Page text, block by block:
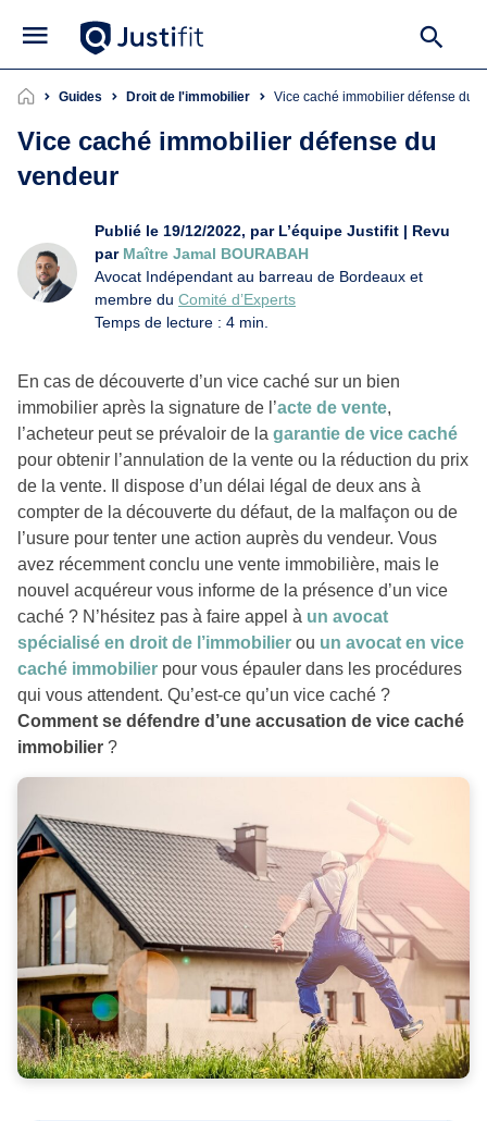
Guides Droit de l'immobilier Vice caché immobilier défense du
Vice caché immobilier défense du
vendeur
Publié le 19/12/2022, par L’équipe Justifit | Revu
par Maître Jamal BOURABAH
Avocat Indépendant au barreau de Bordeaux et
membre du Comité d’Experts
Temps de lecture : 4 min.
En cas de découverte d’un vice caché sur un bien
immobilier après la signature de l’acte de vente,
l’acheteur peut se prévaloir de la garantie de vice caché
pour obtenir l’annulation de la vente ou la réduction du prix
de la vente. Il dispose d’un délai légal de deux ans à
compter de la découverte du défaut, de la malfaçon ou de
l’usure pour tenter une action auprès du vendeur. Vous
avez récemment conclu une vente immobilière, mais le
nouvel acquéreur vous informe de la présence d’un vice
caché ? N’hésitez pas à faire appel à un avocat
spécialisé en droit de l’immobilier ou un avocat en vice
caché immobilier pour vous épauler dans les procédures
qui vous attendent. Qu’est-ce qu’un vice caché ?
Comment se défendre d’une accusation de vice caché
immobilier ?